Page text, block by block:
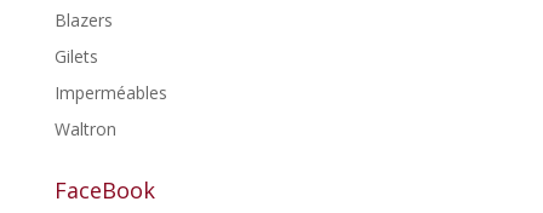
Blazers
Gilets
Imperméables
Waltron
FaceBook